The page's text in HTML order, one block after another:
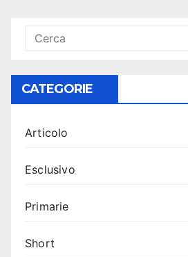
CATEGORIE
Articolo
Esclusivo
Primarie
Short